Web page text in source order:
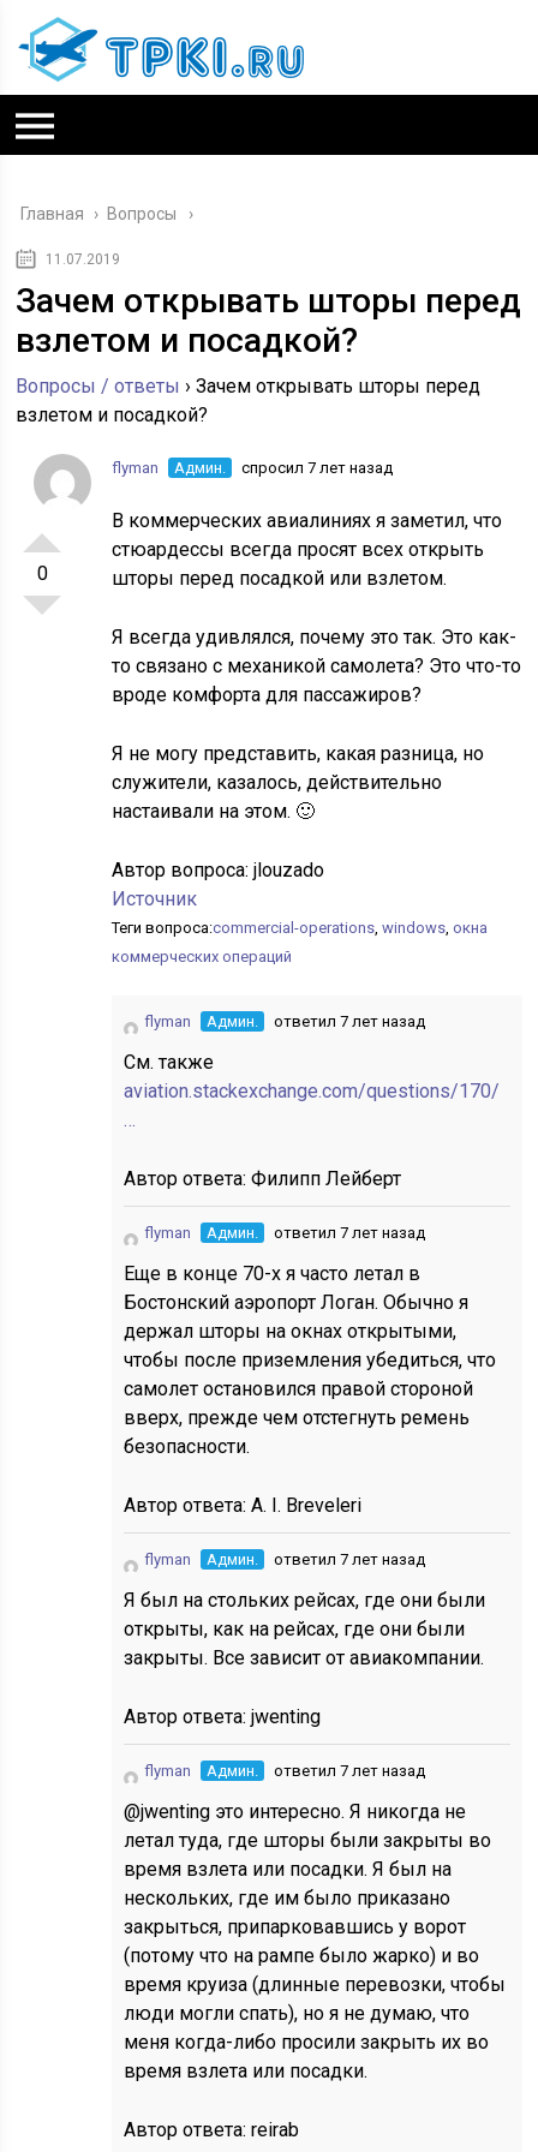
Главная › Вопросы
11.07.2019
Зачем открывать шторы перед
взлетом и посадкой?
Вопросы / ответы ›Зачем открывать шторы перед
взлетом и посадкой?
0
flyman Админ. спросил 7 лет назад
В коммерческих авиалиниях я заметил, что
стюардессы всегда просят всех открыть
шторы перед посадкой или взлетом.
Я всегда удивлялся, почему это так. Это как-
то связано с механикой самолета? Это что-то
вроде комфорта для пассажиров?
Я не могу представить, какая разница, но
служители, казалось, действительно
настаивали на этом. 🙂
Автор вопроса:jlouzado
Источник
Теги вопроса:commercial-operations,windows, окна
коммерческих операций
flyman Админ. ответил 7 лет назад
См. также
aviation.stackexchange.com/questions/170/
…
Автор ответа:Филипп Лейберт
flyman Админ. ответил 7 лет назад
Еще в конце 70-х я часто летал в
Бостонский аэропорт Логан. Обычно я
держал шторы на окнах открытыми,
чтобы после приземления убедиться, что
самолет остановился правой стороной
вверх, прежде чем отстегнуть ремень
безопасности.
Автор ответа:A. I. Breveleri
flyman Админ. ответил 7 лет назад
Я был на стольких рейсах, где они были
открыты, как на рейсах, где они были
закрыты. Все зависит от авиакомпании.
Автор ответа:jwenting
flyman Админ. ответил 7 лет назад
@jwenting это интересно. Я никогда не
летал туда, где шторы были закрыты во
время взлета или посадки. Я был на
нескольких, где им было приказано
закрыться, припарковавшись у ворот
(потому что на рампе было жарко) и во
время круиза (длинные перевозки, чтобы
люди могли спать), но я не думаю, что
меня когда-либо просили закрыть их во
время взлета или посадки.
Автор ответа:reirab